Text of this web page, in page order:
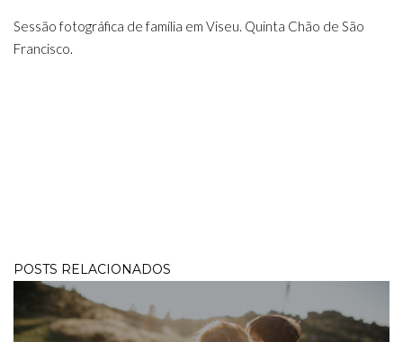
Sessão fotográfica de família em Viseu. Quinta Chão de São
Francisco.
POSTS RELACIONADOS